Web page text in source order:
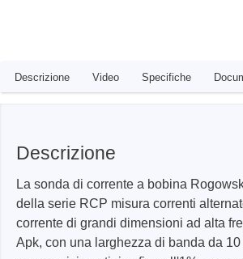
Descrizione Video Specifiche
Descrizione
La sonda di corrente a bobina
della serie RCP misura correnti
corrente di grandi dimensioni ad alta
Apk, con una larghezza di banda da